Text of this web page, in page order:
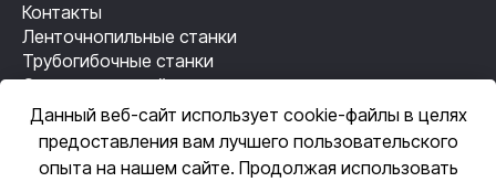
Контакты
Ленточнопильные станки
Трубогибочные станки
Станки лазерной резки
Резьбонакатные станки
Механизация сварки
Автоматизация сварки
Данный веб-сайт использует cookie-файлы в целях
предоставления вам лучшего пользовательского
опыта на нашем сайте. Продолжая использовать